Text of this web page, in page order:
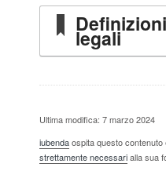
legali
Ultima modifica: 7 marzo 2024
iubendaospita questo
strettamente necessarialla sua